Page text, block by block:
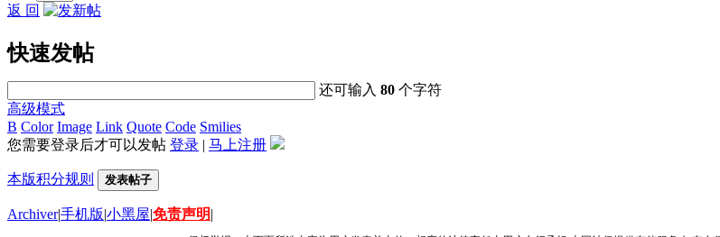
返 回
快速发帖
还可输入80 个字符
高级模式
B Color Image Link Quote Code Smilies
您需要登录后才可以发帖 登录 | 马上注册
本版积分规则 发表帖子
Archiver|手机版|小黑屋|免责声明|